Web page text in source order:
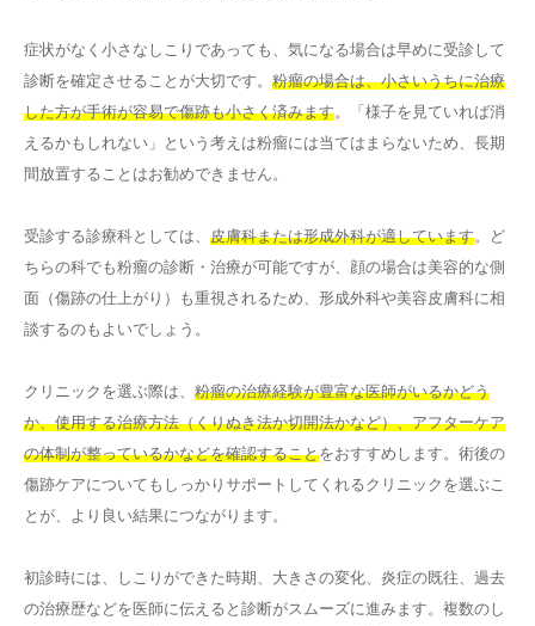
症状がなく小さなしこりであっても、気になる場合は早めに受診して
診断を確定させることが大切です。 粉瘤の場合は、小さいうちに治療
した方が手術が容易で傷跡も小さく済みます。「様子を見ていれば消
えるかもしれない」という考えは粉瘤には当てはまらないため、長期
間放置することはお勧めできません。
受診する診療科としては、 皮膚科または形成外科が適しています。ど
ちらの科でも粉瘤の診断・治療が可能ですが、顔の場合は美容的な側
面（傷跡の仕上がり）も重視されるため、形成外科や美容皮膚科に相
談するのもよいでしょう。
クリニックを選ぶ際は、 粉瘤の治療経験が豊富な医師がいるかどう
か、使用する治療方法（くりぬき法か切開法かなど）、アフターケア
の体制が整っているかなどを確認することをおすすめします。術後の
傷跡ケアについてもしっかりサポートしてくれるクリニックを選ぶこ
とが、より良い結果につながります。
初診時には、しこりができた時期、大きさの変化、炎症の既往、過去
の治療歴などを医師に伝えると診断がスムーズに進みます。複数のし